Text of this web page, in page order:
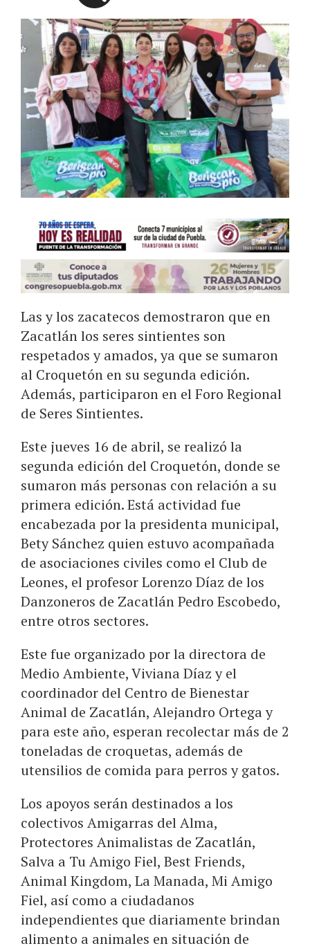
Las y los zacatecos demostraron que en
Zacatlán los seres sintientes son
respetados y amados, ya que se sumaron
al Croquetón en su segunda edición.
Además, participaron en el Foro Regional
de Seres Sintientes.
Este jueves 16 de abril, se realizó la
segunda edición del Croquetón, donde se
sumaron más personas con relación a su
primera edición. Está actividad fue
encabezada por la presidenta municipal,
Bety Sánchez quien estuvo acompañada
de asociaciones civiles como el Club de
Leones, el profesor Lorenzo Díaz de los
Danzoneros de Zacatlán Pedro Escobedo,
entre otros sectores.
Este fue organizado por la directora de
Medio Ambiente, Viviana Díaz y el
coordinador del Centro de Bienestar
Animal de Zacatlán, Alejandro Ortega y
para este año, esperan recolectar más de 2
toneladas de croquetas, además de
utensilios de comida para perros y gatos.
Los apoyos serán destinados a los
colectivos Amigarras del Alma,
Protectores Animalistas de Zacatlán,
Salva a Tu Amigo Fiel, Best Friends,
Animal Kingdom, La Manada, Mi Amigo
Fiel, así como a ciudadanos
independientes que diariamente brindan
alimento a animales en situación de